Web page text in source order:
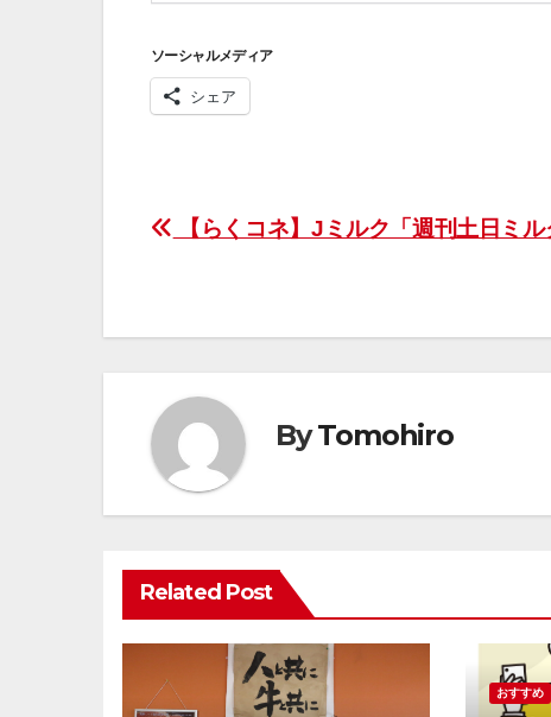
ソーシャルメディア
シェア
投
ナ
ゲ
ー
シ
ョ
ン
【らくコネ】Jミルク「週刊土日ミル
ByTomohiro
Related Post
おすすめ